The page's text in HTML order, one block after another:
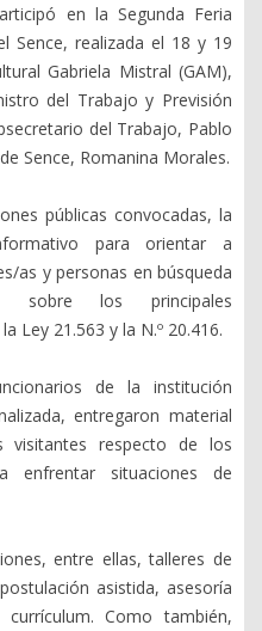
en la Segunda Feria
Sence, realizada el 18 y 19
Gabriela Mistral (GAM),
del Trabajo y Previsión
del Trabajo, Pablo
Sence, Romanina Morales.
públicas convocadas, la
para orientar a
as y personas en búsqueda
sobre los principales
Ley 21.563 y la N.º 20.416.
de la institución
entregaron material
visitantes respecto de los
enfrentar situaciones de
entre ellas, talleres de
asistida, asesoría
Como también,